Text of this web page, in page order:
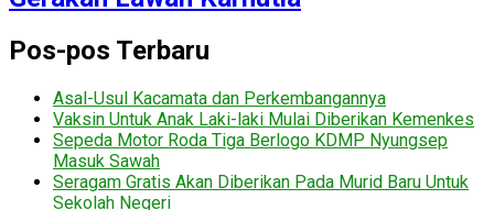
Pos-pos Terbaru
Asal-Usul Kacamata dan Perkembangannya
Vaksin Untuk Anak Laki-laki Mulai Diberikan Kemenkes
Sepeda Motor Roda Tiga Berlogo KDMP Nyungsep
Masuk Sawah
Seragam Gratis Akan Diberikan Pada Murid Baru Untuk
Sekolah Negeri